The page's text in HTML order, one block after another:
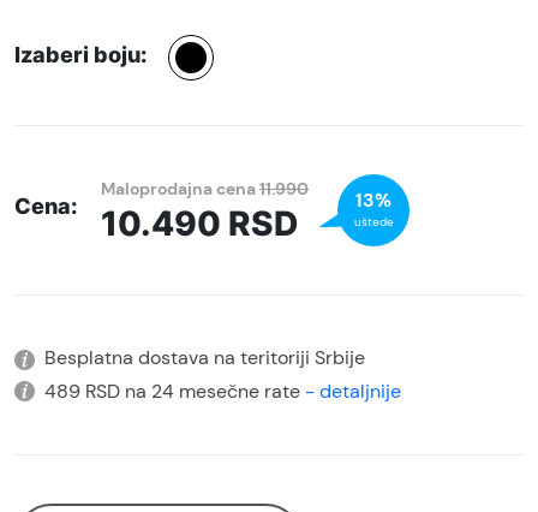
Izaberi boju:
Cena:
Maloprodajna cena11.990
10.490 RSD
13%
uštede
Besplatna dostava na teritoriji Srbije
489 RSD na 24 mesečne rate - detaljnije